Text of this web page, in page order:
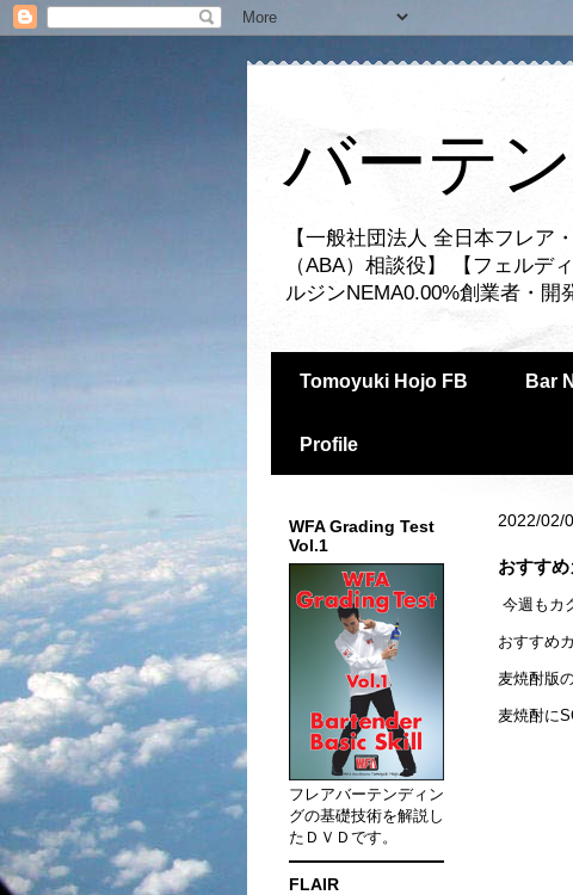
バーテ
【一般社団法人 全日本フレア
（ABA）相談役】 【フェルデ
ルジンNEMA0.00%創業者・
Tomoyuki Hojo FB Bar
Profile
2022/02/
おすすめ
今週もカ
おすすめ
麦焼酎版
麦焼酎に
WFA Grading Test
Vol.1
フレアバーテンディン
グの基礎技術を解説し
たＤＶＤです。
FLAIR